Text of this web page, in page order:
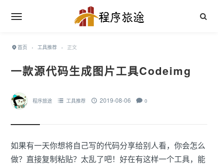
首页 › 工具推荐 › 正文
一款源代码生成图片工具Codeimg
程序旅途 工具推荐 2019-08-06 0
如果有一天你想将自己写的代码分享给别人看，你会怎么
做？直接复制粘贴？太乱了吧！好在有这样一个工具，能